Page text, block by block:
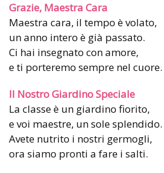
Grazie, Maestra Cara
Maestra cara, il tempo è volato,
un anno intero è già passato.
Ci hai insegnato con amore,
e ti porteremo sempre nel cuore.
Il Nostro Giardino Speciale
La classe è un giardino fiorito,
e voi maestre, un sole splendido.
Avete nutrito i nostri germogli,
ora siamo pronti a fare i salti.